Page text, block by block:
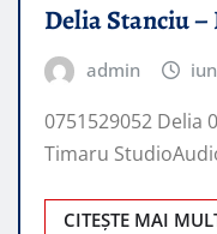
Delia Stanciu
admin
0751529052 Delia
Timaru
CITEȘTE MAI